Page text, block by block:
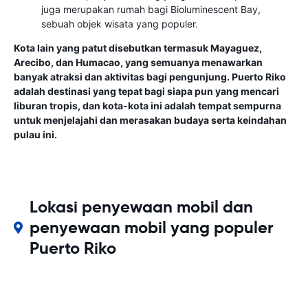
juga merupakan rumah bagi Bioluminescent Bay,
sebuah objek wisata yang populer.
Kota lain yang patut disebutkan termasuk Mayaguez,
Arecibo, dan Humacao, yang semuanya menawarkan
banyak atraksi dan aktivitas bagi pengunjung. Puerto Riko
adalah destinasi yang tepat bagi siapa pun yang mencari
liburan tropis, dan kota-kota ini adalah tempat sempurna
untuk menjelajahi dan merasakan budaya serta keindahan
pulau ini.
Lokasi penyewaan mobil dan
penyewaan mobil yang populer
Puerto Riko